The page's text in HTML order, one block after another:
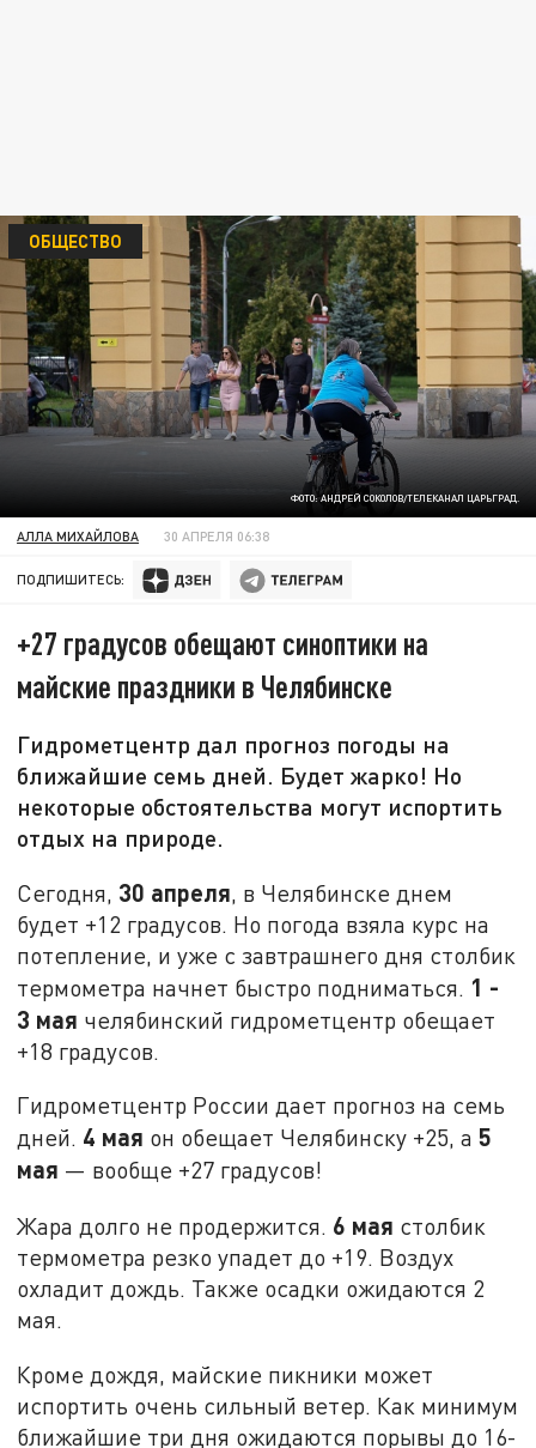
ФОТО: АНДРЕЙ СОКОЛОВ/ТЕЛЕКАНАЛ ЦАРЬГРАД.
ОБЩЕСТВО
АЛЛА МИХАЙЛОВА 30 АПРЕЛЯ 06:38
ПОДПИШИТЕСЬ:
+27 градусов обещают синоптики на
майские праздники в Челябинске
Гидрометцентр дал прогноз погоды на
ближайшие семь дней. Будет жарко! Но
некоторые обстоятельства могут испортить
отдых на природе.
Сегодня, 30 апреля, в Челябинске днем
будет +12 градусов. Но погода взяла курс на
потепление, и уже с завтрашнего дня столбик
термометра начнет быстро подниматься. 1 -
3 мая челябинский гидрометцентр обещает
+18 градусов.
Гидрометцентр России дает прогноз на семь
дней. 4 мая он обещает Челябинску +25, а5
мая — вообще +27 градусов!
Жара долго не продержится. 6 мая столбик
термометра резко упадет до +19. Воздух
охладит дождь. Также осадки ожидаются 2
мая.
Кроме дождя, майские пикники может
испортить очень сильный ветер. Как минимум
ближайшие три дня ожидаются порывы до 16-